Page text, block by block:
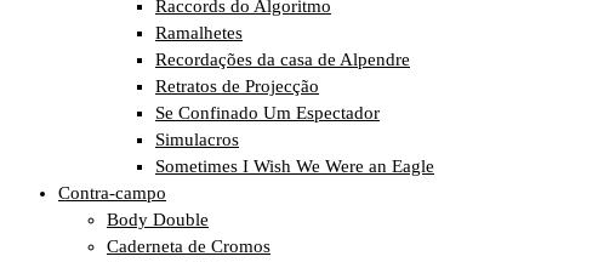
Raccords do Algoritmo
Ramalhetes
Recordações da casa de Alpendre
Retratos de Projecção
Se Confinado Um Espectador
Simulacros
Sometimes I Wish We Were an Eagle
Contra-campo
Body Double
Caderneta de Cromos